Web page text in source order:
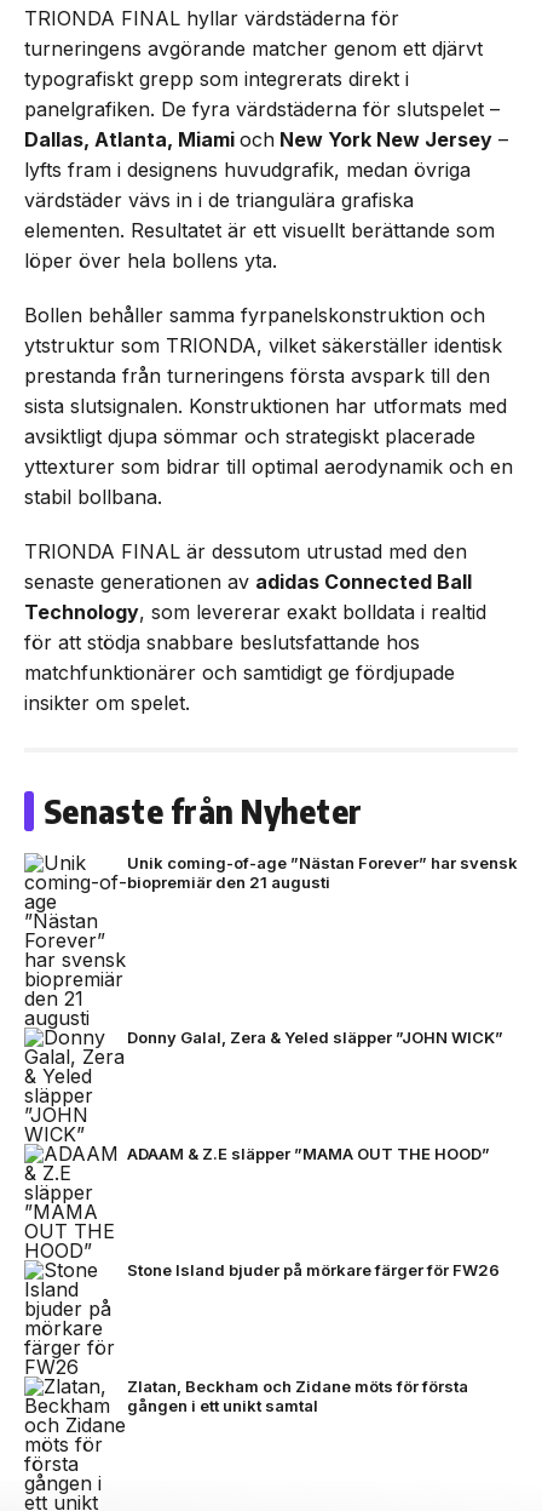
TRIONDA FINAL hyllar värdstäderna för
turneringens avgörande matcher genom ett djärvt
typografiskt grepp som integrerats direkt i
panelgrafiken. De fyra värdstäderna för slutspelet –
Dallas, Atlanta, Miami och New York New Jersey –
lyfts fram i designens huvudgrafik, medan övriga
värdstäder vävs in i de triangulära grafiska
elementen. Resultatet är ett visuellt berättande som
löper över hela bollens yta.
Bollen behåller samma fyrpanelskonstruktion och
ytstruktur som TRIONDA, vilket säkerställer identisk
prestanda från turneringens första avspark till den
sista slutsignalen. Konstruktionen har utformats med
avsiktligt djupa sömmar och strategiskt placerade
yttexturer som bidrar till optimal aerodynamik och en
stabil bollbana.
TRIONDA FINAL är dessutom utrustad med den
senaste generationen av adidas Connected Ball
Technology, som levererar exakt bolldata i realtid
för att stödja snabbare beslutsfattande hos
matchfunktionärer och samtidigt ge fördjupade
insikter om spelet.
Senaste från Nyheter
Unik coming-of-age ”Nästan Forever” har svensk
biopremiär den 21 augusti
Donny Galal, Zera & Yeled släpper ”JOHN WICK”
ADAAM & Z.E släpper ”MAMA OUT THE HOOD”
Stone Island bjuder på mörkare färger för FW26
Zlatan, Beckham och Zidane möts för första
gången i ett unikt samtal